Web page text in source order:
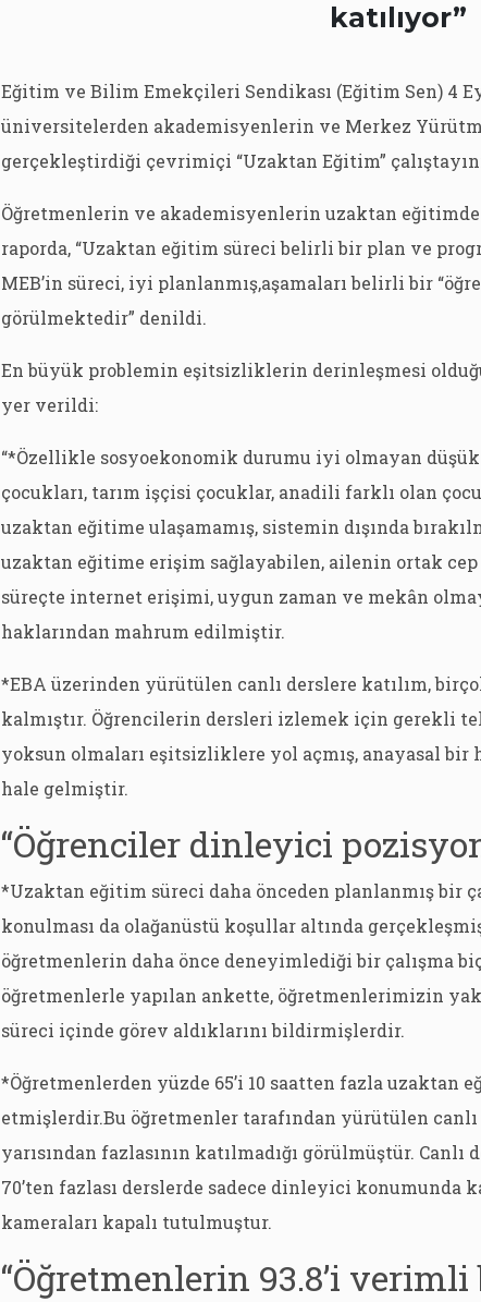
katılıyor”
Eğitim ve Bilim Emekçileri Sendikası (Eğitim Sen) 4
üniversitelerden akademisyenlerin ve Merkez
gerçekleştirdiği çevrimiçi “Uzaktan Eğitim”
Öğretmenlerin ve akademisyenlerin uzaktan
raporda, “Uzaktan eğitim süreci belirli bir plan ve
MEB’in süreci, iyi planlanmış,aşamaları belirli bir
görülmektedir” denildi.
En büyük problemin eşitsizliklerin derinleşmesi
yer verildi:
“*Özellikle sosyoekonomik durumu iyi olmayan
çocukları, tarım işçisi çocuklar, anadili farklı olan
uzaktan eğitime ulaşamamış, sistemin dışında
uzaktan eğitime erişim sağlayabilen, ailenin ortak
süreçte internet erişimi, uygun zaman ve mekân
haklarından mahrum edilmiştir.
*EBA üzerinden yürütülen canlı derslere katılım,
kalmıştır. Öğrencilerin dersleri izlemek için gerekli
yoksun olmaları eşitsizliklere yol açmış, anayasal
hale gelmiştir.
“Öğrenciler dinleyici
*Uzaktan eğitim süreci daha önceden planlanmış bir
konulması da olağanüstü koşullar altında
öğretmenlerin daha önce deneyimlediği bir çalışma
öğretmenlerle yapılan ankette, öğretmenlerimizin
süreci içinde görev aldıklarını bildirmişlerdir.
*Öğretmenlerden yüzde 65’i 10 saatten fazla
etmişlerdir.Bu öğretmenler tarafından yürütülen canlı
yarısından fazlasının katılmadığı görülmüştür.
70’ten fazlası derslerde sadece dinleyici konumunda
kameraları kapalı tutulmuştur.
“Öğretmenlerin 93.8’i